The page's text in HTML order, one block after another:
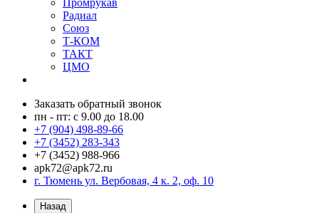
Промрукав
Радиал
Союз
Т-КОМ
ТАКТ
ЦМО
Заказать обратный звонок
пн - пт: с 9.00 до 18.00
+7 (904) 498-89-66
+7 (3452) 283-343
+7 (3452) 988-966
apk72@apk72.ru
г. Тюмень ул. Вербовая, 4 к. 2, оф. 10
Назад